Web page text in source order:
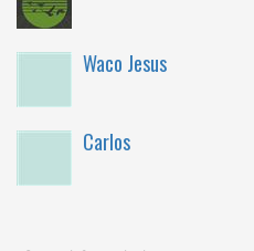
Waco Jesus
Carlos